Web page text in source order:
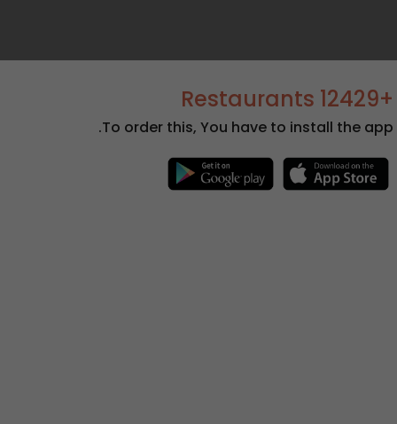
+12429 Restaurants
To order this, You have to install the app.